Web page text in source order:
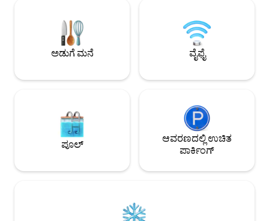
ರೂಪಿಸಲಾದ ಅನುಭವಗಳು. ವಿನಂತಿಯ ಮೇರೆಗೆ:
ಖಾಸಗಿ ಬಾಣಸಿಗ, ಇನ್-ವಿಲ್ಲಾ ಮಸಾಜ್, ದೈನಂದಿನ
ಮನೆಗೆಲಸದವರು, ಶಿಶುಪಾಲನೆ ಮತ್ತು ಬೆಸ್ಪೋಕ್
ಅನುಭವಗಳು
ತೆರೆದ ಪರಿಕಲ್ಪನೆಯ
ಬಾತ್‌ರೂಮ್ ಅನ್ನು
ಅಡುಗೆ ಮನೆ ವೈಫೈ
ಪೂಲ್
ಆವರಣದಲ್ಲಿ ಉಚಿತ
ಪಾರ್ಕಿಂಗ್